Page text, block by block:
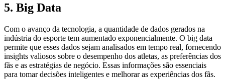
5. Big Data
Com o avanço da tecnologia, a quantidade de dados gerados na
indústria do esporte tem aumentado exponencialmente. O big data
permite que esses dados sejam analisados em tempo real, fornecendo
insights valiosos sobre o desempenho dos atletas, as preferências dos
fãs e as estratégias de negócio. Essas informações são essenciais
para tomar decisões inteligentes e melhorar as experiências dos fãs.